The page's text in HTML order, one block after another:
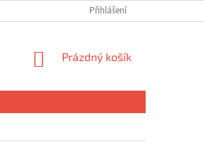
Přihlášení
NÁKUPNÍ
Prázdný košík